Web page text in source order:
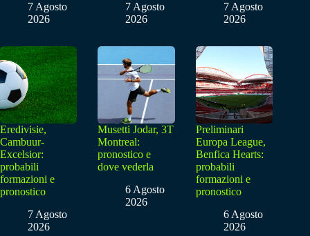
7 Agosto
2026
7 Agosto
2026
7 Agosto
2026
Eredivisie,
Cambuur-
Excelsior:
probabili
formazioni e
pronostico
7 Agosto
2026
Musetti Jodar, 3T
Montreal:
pronostico e
dove vederla
6 Agosto
2026
Preliminari
Europa League,
Benfica Hearts:
probabili
formazioni e
pronostico
6 Agosto
2026